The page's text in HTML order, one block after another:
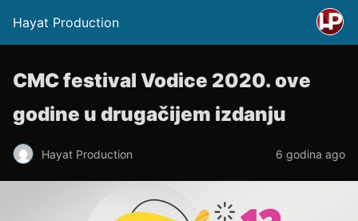
Hayat Production
CMC festival Vodice 2020. ove
godine u drugačijem izdanju
Hayat Production 6 godina ago